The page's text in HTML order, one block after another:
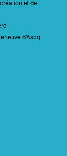
et de
d’Ascq